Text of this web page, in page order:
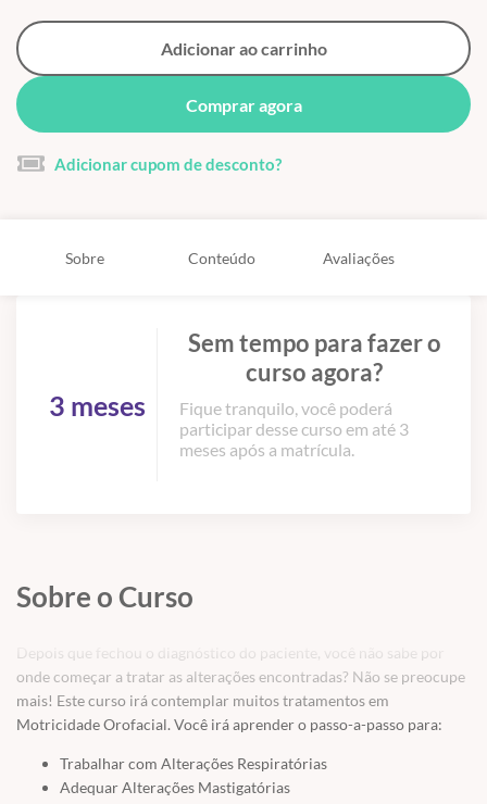
Adicionar ao carrinho
Comprar agora
Adicionar cupom de desconto?
Sobre Conteúdo Avaliações
3 meses
Sem tempo para fazer o
curso agora?
Fique tranquilo, você poderá
participar desse curso em até 3
meses após a matrícula.
Sobre o Curso
Depois que fechou o diagnóstico do paciente, você não sabe por
onde começar a tratar as alterações encontradas? Não se preocupe
mais! Este curso irá contemplar muitos tratamentos em
Motricidade Orofacial. Você irá aprender o passo-a-passo para:
Trabalhar com Alterações Respiratórias
Adequar Alterações Mastigatórias